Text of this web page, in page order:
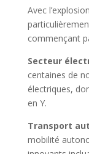
Avec
commençant
Secteur
centaines de
électriques,
en Y.
Transport
mobilité